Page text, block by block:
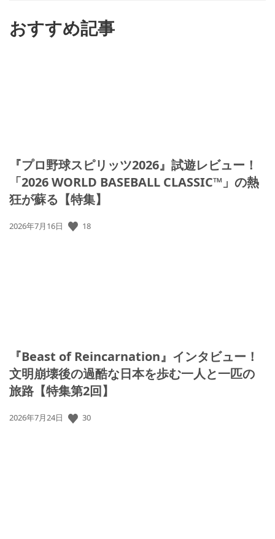
おすすめ記事
『プロ野球スピリッツ2026』試遊レビュー！
「2026 WORLD BASEBALL CLASSIC™」の熱
狂が蘇る【特集】
公
2026年7月16日 18
『Beast of Reincarnation』インタビュー！
文明崩壊後の過酷な日本を歩む一人と一匹の
旅路【特集第2回】
公
2026年7月24日 30